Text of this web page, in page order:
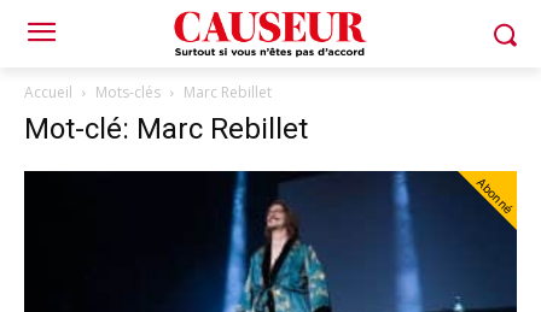
Accueil Mots-clés Marc Rebillet
Mot-clé: Marc Rebillet
Abonné